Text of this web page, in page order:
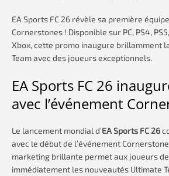
EA Sports FC 26 révèle sa première
Cornerstones ! Disponible sur PC, PS4,
Xbox, cette promo inaugure brillamment
Team avec des joueurs exceptionnels.
EA Sports FC 26
avec l’événement
Le lancement mondial d’EA Sports FC 26
avec le début de l’événement
marketing brillante permet aux joueurs
immédiatement les nouveautés Ultimate